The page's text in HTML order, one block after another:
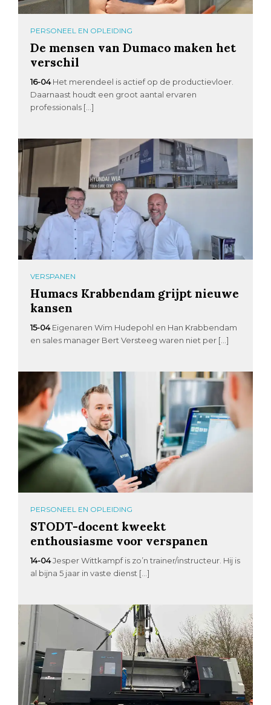
PERSONEEL EN OPLEIDING
De mensen van Dumaco maken het
verschil
16-04 Het merendeel is actief op de productievloer.
Daarnaast houdt een groot aantal ervaren
professionals […]
VERSPANEN
Humacs Krabbendam grijpt nieuwe
kansen
15-04 Eigenaren Wim Hudepohl en Han Krabbendam
en sales manager Bert Versteeg waren niet per […]
PERSONEEL EN OPLEIDING
STODT-docent kweekt
enthousiasme voor verspanen
14-04Jesper Wittkampf is zo’n trainer/instructeur. Hij is
al bijna 5 jaar in vaste dienst […]